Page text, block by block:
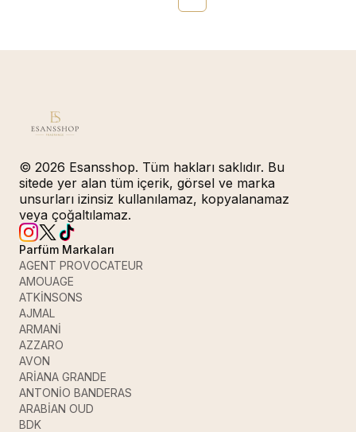
© 2026 Esansshop. Tüm hakları saklıdır. Bu
sitede yer alan tüm içerik, görsel ve marka
unsurları izinsiz kullanılamaz, kopyalanamaz
veya çoğaltılamaz.
Parfüm Markaları
AGENT PROVOCATEUR
AMOUAGE
ATKİNSONS
AJMAL
ARMANİ
AZZARO
AVON
ARİANA GRANDE
ANTONİO BANDERAS
ARABİAN OUD
BDK